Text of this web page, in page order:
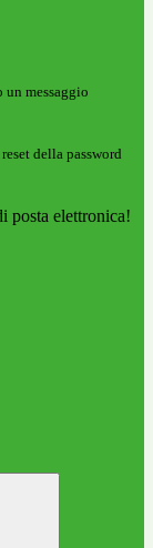
un messaggio
della password
posta elettronica!